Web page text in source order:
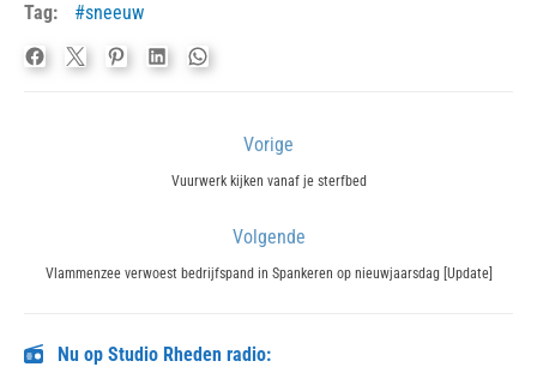
Tag: sneeuw
Vorige
Previous
Vuurwerk kijken vanaf je sterfbed
Volgende
Next
Vlammenzee verwoest bedrijfspand in Spankeren op nieuwjaarsdag [Update]
Nu op Studio Rheden radio: